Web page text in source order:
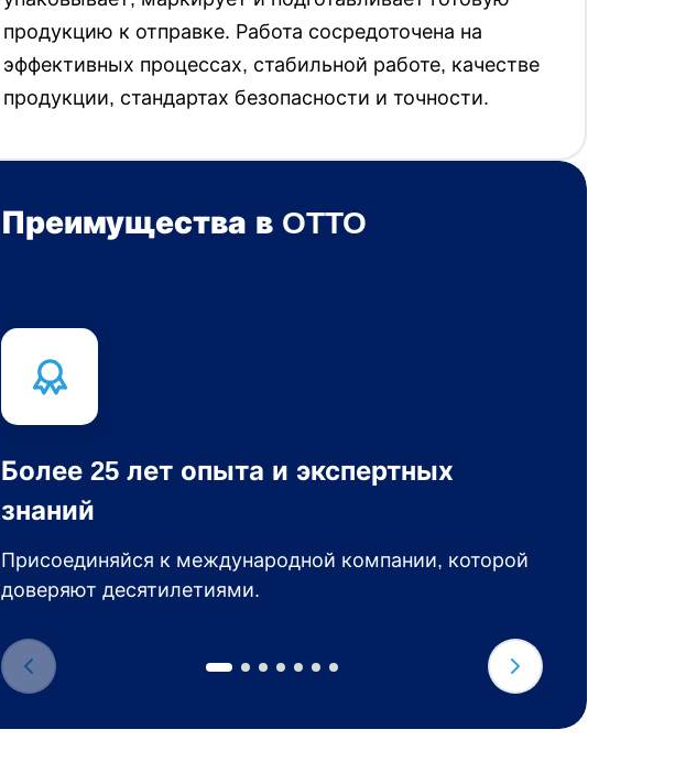
продукцию к отправке. Работа сосредоточена на
эффективных процессах, стабильной работе, качестве
продукции, стандартах безопасности и точности.
Преимущества в OTTO
Более 25 лет опыта и экспертных
знаний
Присоединяйся к международной компании, которой
доверяют десятилетиями.